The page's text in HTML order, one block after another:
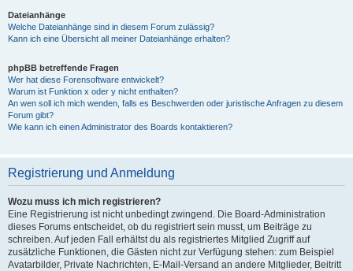
Dateianhänge
Welche Dateianhänge sind in diesem Forum zulässig?
Kann ich eine Übersicht all meiner Dateianhänge erhalten?
phpBB betreffende Fragen
Wer hat diese Forensoftware entwickelt?
Warum ist Funktion x oder y nicht enthalten?
An wen soll ich mich wenden, falls es Beschwerden oder juristische Anfragen zu diesem
Forum gibt?
Wie kann ich einen Administrator des Boards kontaktieren?
Registrierung und Anmeldung
Wozu muss ich mich registrieren?
Eine Registrierung ist nicht unbedingt zwingend. Die Board-Administration
dieses Forums entscheidet, ob du registriert sein musst, um Beiträge zu
schreiben. Auf jeden Fall erhältst du als registriertes Mitglied Zugriff auf
zusätzliche Funktionen, die Gästen nicht zur Verfügung stehen: zum Beispiel
Avatarbilder, Private Nachrichten, E-Mail-Versand an andere Mitglieder, Beitritt